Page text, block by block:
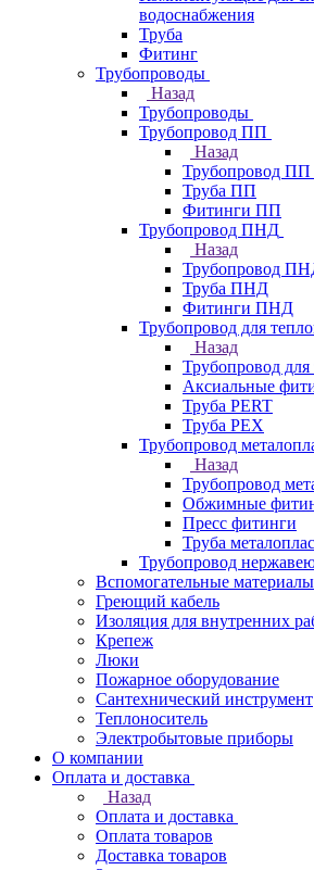
водоснабжения
Труба
Фитинг
Трубопроводы
Назад
Трубопроводы
Трубопровод ПП
Назад
Трубопровод ПП
Труба ПП
Фитинги ПП
Трубопровод ПНД
Назад
Трубопровод
Труба ПНД
Фитинги ПНД
Трубопровод для
Назад
Трубопровод для
Аксиальные
Труба PERT
Труба PEX
Трубопровод
Назад
Трубопровод
Обжимные
Пресс фитинги
Труба
Трубопровод
Вспомогательные материалы
Греющий кабель
Изоляция для внутренних
Крепеж
Люки
Пожарное оборудование
Сантехнический инструмент
Теплоноситель
Электробытовые приборы
О компании
Оплата и доставка
Назад
Оплата и доставка
Оплата товаров
Доставка товаров